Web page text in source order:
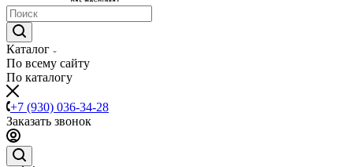
Каталог
По всему сайту
По каталогу
+7 (930) 036-34-28
Заказать звонок